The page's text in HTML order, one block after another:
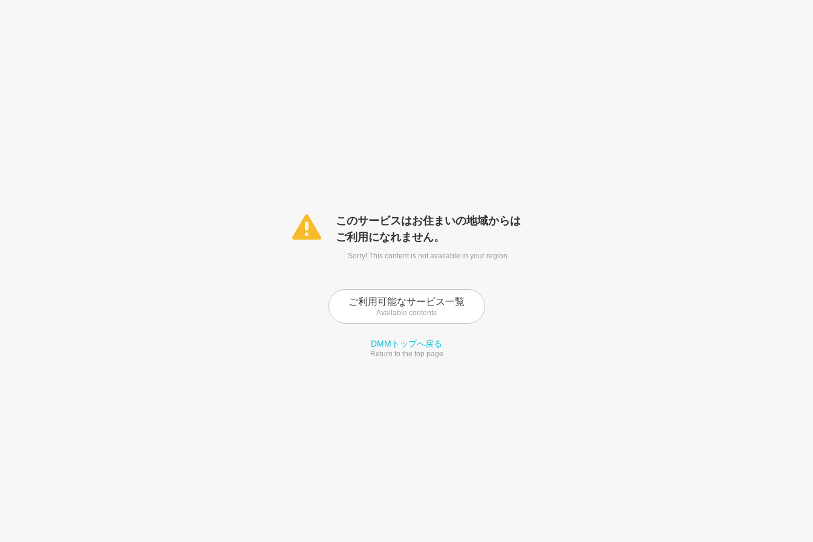
このサービスはお住まいの地域からは
ご利用になれません。
Sorry! This content is not available in your region.
ご利用可能なサービス一覧
Available contents
DMMトップへ戻る
Return to the top page